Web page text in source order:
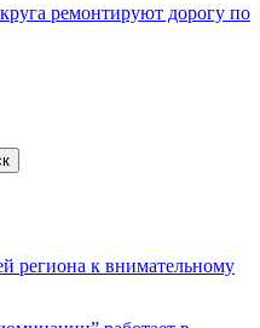
ремонтируют дорогу по
региона к внимательному